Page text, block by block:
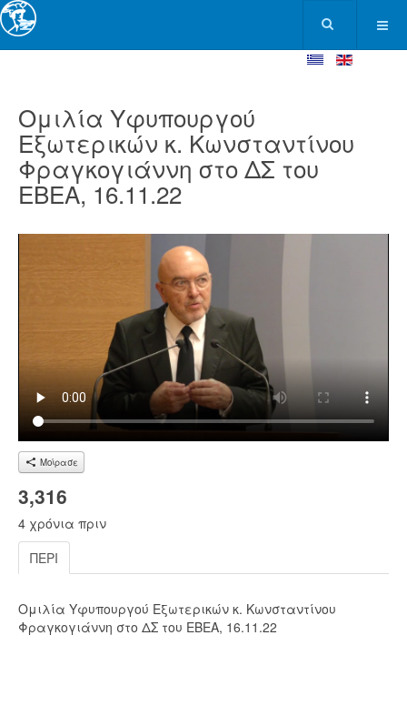
Ομιλία Υφυπουργού
Εξωτερικών κ. Κωνσταντίνου
Φραγκογιάννη στο ΔΣ του
ΕΒΕΑ, 16.11.22
Μοίρασε
3,316
4 χρόνια πριν
ΠΕΡΊ
Ομιλία Υφυπουργού Εξωτερικών κ. Κωνσταντίνου
Φραγκογιάννη στο ΔΣ του ΕΒΕΑ, 16.11.22